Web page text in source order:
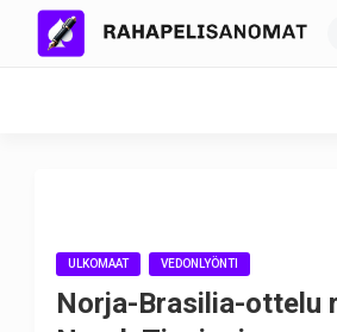
ULKOMAAT VEDONLYÖNTI
Norja-Brasilia-ottelu